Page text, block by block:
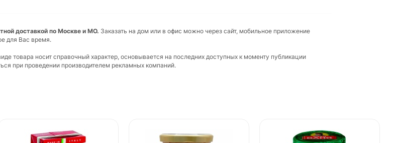
доставкой по Москве и МО. Заказать на дом или в офис можно через сайт, мобильное приложение
для Вас время.
товара носит справочный характер, основывается на последних доступных к моменту публикации
при проведении производителем рекламных компаний.